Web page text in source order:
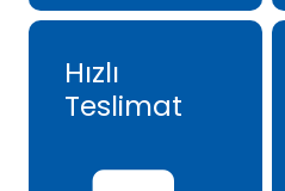
Hızlı
Teslimat